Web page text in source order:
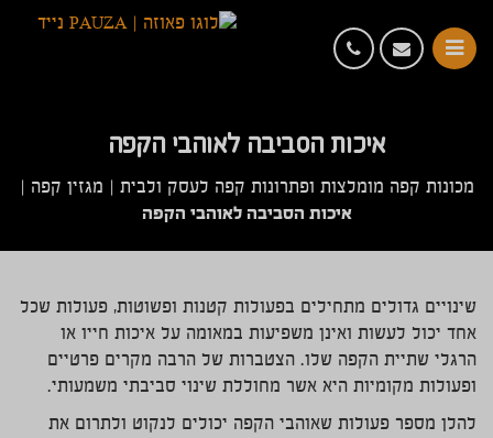
איכות הסביבה לאוהבי הקפה
מכונות קפה מומלצות ופתרונות קפה לעסק ולבית מגזין קפה
איכות הסביבה לאוהבי הקפה
שינויים גדולים מתחילים בפעולות קטנות ופשוטות, פעולות שכל
אחד יכול לעשות ואינן משפיעות במאומה על איכות חייו או
הרגלי שתיית הקפה שלו. הצטברות של הרבה מקרים פרטיים
ופעולות מקומיות היא אשר מחוללת שינוי סביבתי משמעותי.
להלן מספר פעולות שאוהבי הקפה יכולים לנקוט ולתרום את